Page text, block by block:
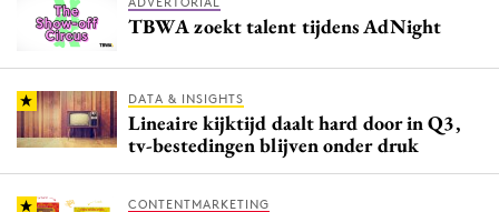
TBWA zoekt talent tijdens AdNight
DATA & INSIGHTS
Lineaire kijktijd daalt hard door in Q3,
tv-bestedingen blijven onder druk
CONTENTMARKETING